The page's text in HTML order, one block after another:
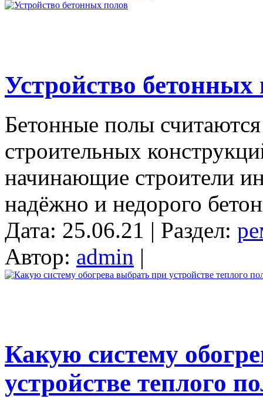
Устройство бетонных
Бетонные полы
строительных
начинающие строители
надёжно и недорого
Дата: 25.06.21 | Раздел:
Автор: admin |
Какую систему
устройстве теплого